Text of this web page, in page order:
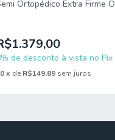
assim futuros
Ortopédico Extra Firme
de desconto à vista no Pix
x de R$149,89 sem juros